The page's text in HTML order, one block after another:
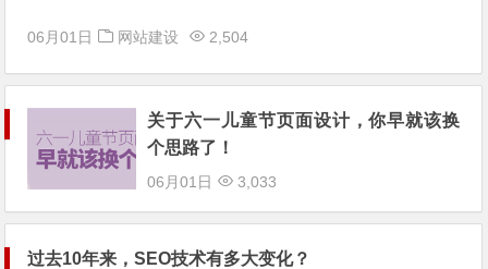
06月01日 网站建设 2,504
关于六一儿童节页面设计，你早就该换
个思路了！
06月01日 3,033
过去10年来，SEO技术有多大变化？